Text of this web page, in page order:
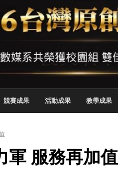
績出爐
智慧金融時代的跨域新局
習優勢
榮譽白金獎
點新秀獎
提出具體舊建築再利用提案
動畫競賽嶄露頭角
競賽成果 活動成果 教學成果
軍 服務再加值